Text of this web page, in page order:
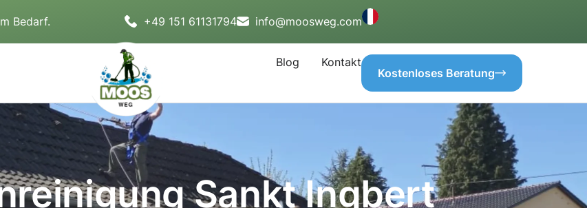
Bedarf. +49 151 61131794 info@moosweg.com
Blog
Kontakt
Kostenloses Beratung
Sankt Ingbert